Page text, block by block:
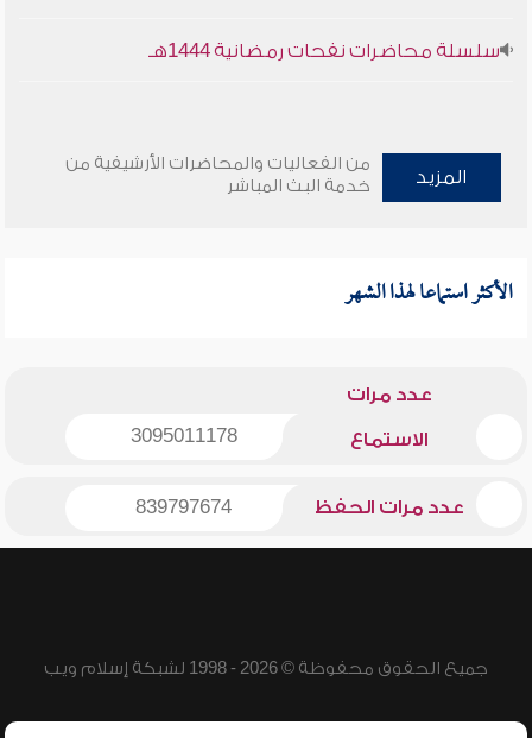
سلسلة محاضرات نفحات رمضانية 1444هـ
المزيد
من الفعاليات والمحاضرات الأرشيفية من
خدمة البث المباشر
الأكثر استماعا لهذا الشهر
عدد مرات
الاستماع 3095011178
عدد مرات الحفظ 839797674
جميع الحقوق محفوظة © 2026 - 1998 لشبكة إسلام ويب